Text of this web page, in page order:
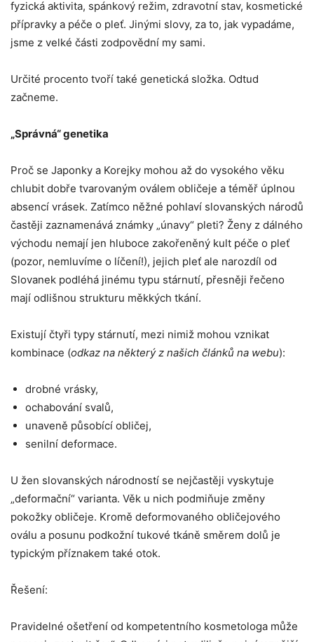
fyzická aktivita, spánkový režim, zdravotní stav, kosmetické
přípravky a péče o pleť. Jinými slovy, za to, jak vypadáme,
jsme z velké části zodpovědní my sami.
Určité procento tvoří také genetická složka. Odtud
začneme.
„Správná“ genetika
Proč se Japonky a Korejky mohou až do vysokého věku
chlubit dobře tvarovaným oválem obličeje a téměř úplnou
absencí vrásek. Zatímco něžné pohlaví slovanských národů
častěji zaznamenává známky „únavy“ pleti? Ženy z dálného
východu nemají jen hluboce zakořeněný kult péče o pleť
(pozor, nemluvíme o líčení!), jejich pleť ale narozdíl od
Slovanek podléhá jinému typu stárnutí, přesněji řečeno
mají odlišnou strukturu měkkých tkání.
Existují čtyři typy stárnutí, mezi nimiž mohou vznikat
kombinace (odkaz na některý z našich článků na webu):
drobné vrásky,
ochabování svalů,
unaveně působící obličej,
senilní deformace.
U žen slovanských národností se nejčastěji vyskytuje
„deformační“ varianta. Věk u nich podmiňuje změny
pokožky obličeje. Kromě deformovaného obličejového
oválu a posunu podkožní tukové tkáně směrem dolů je
typickým příznakem také otok.
Řešení:
Pravidelné ošetření od kompetentního kosmetologa může